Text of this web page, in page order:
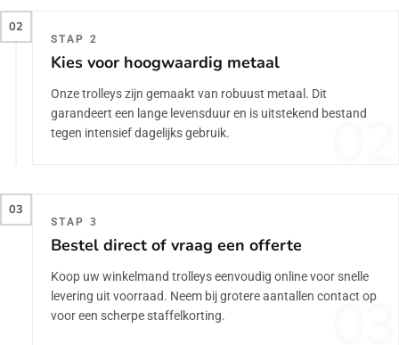
02
02
STAP 2
Kies voor hoogwaardig metaal
Onze trolleys zijn gemaakt van robuust metaal. Dit
garandeert een lange levensduur en is uitstekend bestand
tegen intensief dagelijks gebruik.
03
03
STAP 3
Bestel direct of vraag een offerte
Koop uw winkelmand trolleys eenvoudig online voor snelle
levering uit voorraad. Neem bij grotere aantallen contact op
voor een scherpe staffelkorting.